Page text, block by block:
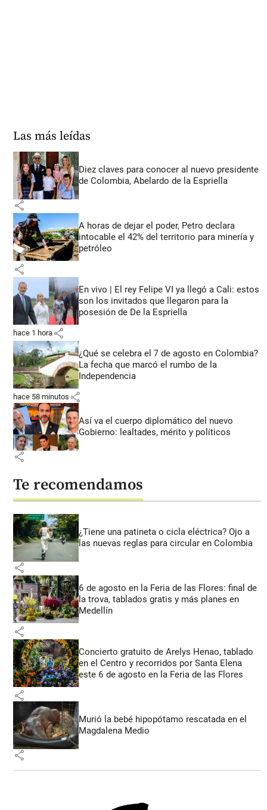
Las más leídas
Diez claves para conocer al nuevo presidente
de Colombia, Abelardo de la Espriella
share
A horas de dejar el poder, Petro declara
intocable el 42% del territorio para minería y
petróleo
share
En vivo | El rey Felipe VI ya llegó a Cali: estos
son los invitados que llegaron para la
posesión de De la Espriella
hace 1 hora share
¿Qué se celebra el 7 de agosto en Colombia?
La fecha que marcó el rumbo de la
Independencia
hace 58 minutos share
Así va el cuerpo diplomático del nuevo
Gobierno: lealtades, mérito y políticos
share
Te recomendamos
¿Tiene una patineta o cicla eléctrica? Ojo a
las nuevas reglas para circular en Colombia
share
6 de agosto en la Feria de las Flores: final de
la trova, tablados gratis y más planes en
Medellín
share
Concierto gratuito de Arelys Henao, tablado
en el Centro y recorridos por Santa Elena
este 6 de agosto en la Feria de las Flores
share
Murió la bebé hipopótamo rescatada en el
Magdalena Medio
share